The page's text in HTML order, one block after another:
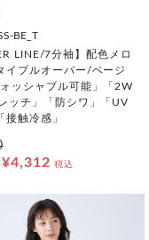
BE_T
LINE/7分袖】配色メロ
イプルオーバー/ベージ
ッシャブル可能」「2W
ッチ」「防シワ」「UV
接触冷感」
¥4,312 税込